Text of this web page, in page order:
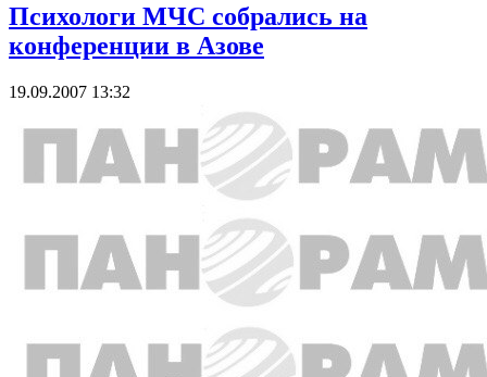
Психологи МЧС собрались на
конференции в Азове
19.09.2007 13:32